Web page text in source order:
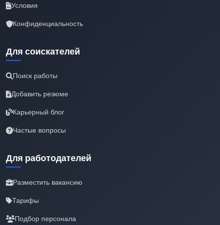
Условия
Конфиденциальность
Для соискателей
Поиск работы
Добавить резюме
Карьерный блог
Частые вопросы
Для работодателей
Разместить вакансию
Тарифы
Подбор персонала